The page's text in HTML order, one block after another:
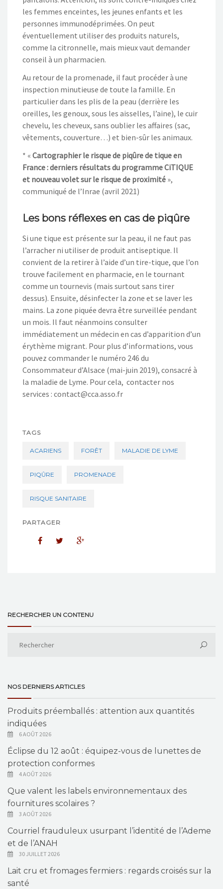
les femmes enceintes, les jeunes enfants et les
personnes immunodéprimées. On peut
éventuellement utiliser des produits naturels,
comme la citronnelle, mais mieux vaut demander
conseil à un pharmacien.
Au retour de la promenade, il faut procéder à une
inspection minutieuse de toute la famille. En
particulier dans les plis de la peau (derrière les
oreilles, les genoux, sous les aisselles, l’aine), le cuir
chevelu, les cheveux, sans oublier les affaires (sac,
vêtements, couverture…) et bien-sûr les animaux.
* « Cartographier le risque de piqûre de tique en
France : derniers résultats du programme CiTIQUE
et nouveau volet sur le risque de proximité »,
communiqué de l’Inrae (avril 2021)
Les bons réflexes en cas de piqûre
Si une tique est présente sur la peau, il ne faut pas
l’arracher ni utiliser de produit antiseptique. Il
convient de la retirer à l’aide d’un tire-tique, que l’on
trouve facilement en pharmacie, en le tournant
comme un tournevis (mais surtout sans tirer
dessus). Ensuite, désinfecter la zone et se laver les
mains. La zone piquée devra être surveillée pendant
un mois. Il faut néanmoins consulter
immédiatement un médecin en cas d’apparition d’un
érythème migrant. Pour plus d’informations, vous
pouvez commander le numéro 246 du
Consommateur d’Alsace (mai-juin 2019), consacré à
la maladie de Lyme. Pour cela, contacter nos
services : contact@cca.asso.fr
TAGS
ACARIENS FORÊT MALADIE DE LYME
PIQÛRE PROMENADE
RISQUE SANITAIRE
PARTAGER
RECHERCHER UN CONTENU
NOS DERNIERS ARTICLES
Produits préemballés : attention aux quantités
indiquées
6 AOÛT 2026
Éclipse du 12 août : équipez-vous de lunettes de
protection conformes
4 AOÛT 2026
Que valent les labels environnementaux des
fournitures scolaires ?
3 AOÛT 2026
Courriel frauduleux usurpant l’identité de l’Ademe
et de l’ANAH
30 JUILLET 2026
Lait cru et fromages fermiers : regards croisés sur la
santé